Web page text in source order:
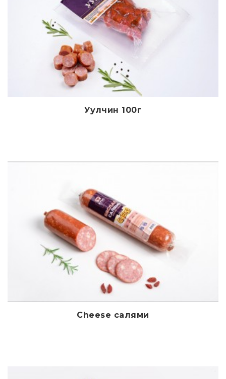
ДэлгэрэнгүйУулчин 100г
ДэлгэрэнгүйCheese салями